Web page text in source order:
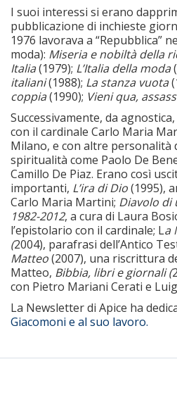
I suoi interessi si erano
pubblicazione di inchieste
1976 lavorava a “Repubblica”
moda): Miseria e nobiltà della
Italia(1979); L’Italia della moda
italiani(1988); La stanza vuota
coppia(1990); Vieni qua,
Successivamente, da
con il cardinale Carlo Maria
Milano, e con altre personalità
spiritualità come Paolo De
Camillo De Piaz. Erano così
importanti, L’ira di Dio(1995),
Carlo Maria Martini; Diavolo di
1982-2012, a cura di Laura
l’epistolario con il cardinale; La
(2004), parafrasi dell’Antico
Matteo(2007), una riscrittura
Matteo, Bibbia, libri e giornali (
con Pietro Mariani Cerati e
La Newsletter di Apice ha
Giacomoni e al suo lavoro.